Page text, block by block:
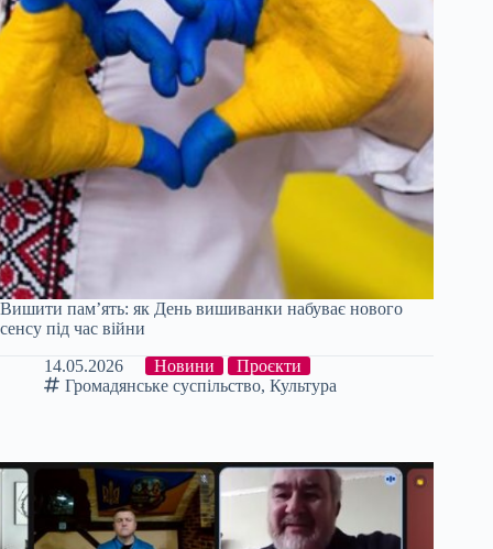
Вишити пам’ять: як День вишиванки набуває нового
сенсу під час війни
14.05.2026
Новини
Проєкти
Громадянське суспільство, Культура